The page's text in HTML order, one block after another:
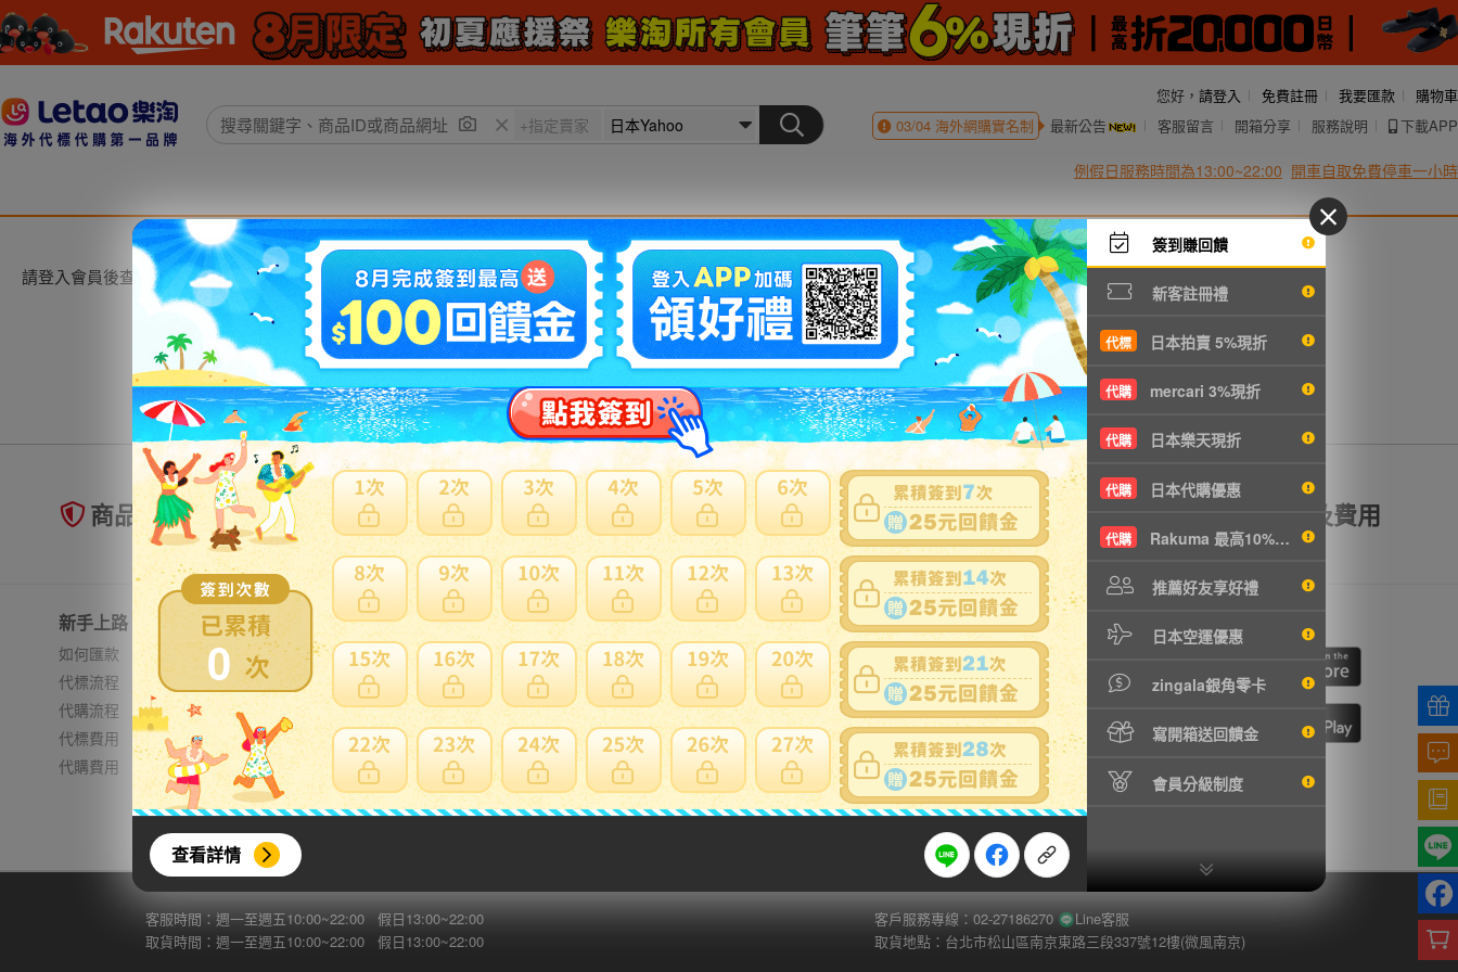
0
查看詳情
簽到賺回饋
新客註冊禮
代標 日本拍賣 5%現折
代購 mercari 3%現折
代購 日本樂天現折
代購 日本代購優惠
代購 Rakuma 最高10%現折
推薦好友享好禮
日本空運優惠
zingala銀角零卡
寫開箱送回饋金
會員分級制度
您好， 請登入 免費註冊 我要匯款
購物車
03/04海外網購實名制 最新公告 客服留言 開箱分享 服務說明 下載APP
例假日服務時間為13:00~22:00 開車自取免費停車一小時
請登入會員後查看。
會員登入
商品未到貨全額理賠 賣家寄錯全額處理 運送損壞全額理賠 全透明資訊及費用
新手上路
如何匯款
代標流程
代購流程
代標費用
代購費用
常見問題
日本郵資
無法進口
費用試算
加強包裝
支付方式
ATM
web-ATM
超商繳費( 7-11 ibon)
貨到付款
AFTEE(貨到後付款)
zingala銀角零卡
信用卡
關注我們
Facebook
Line
行動購物
客服時間：週一至週五10:00~22:00 假日13:00~22:00
取貨時間：週一至週五10:00~22:00 假日13:00~22:00
客戶服務專線：02-27186270
Line客服
取貨地點：台北市松山區南京東路三段337號12樓(微風南京)